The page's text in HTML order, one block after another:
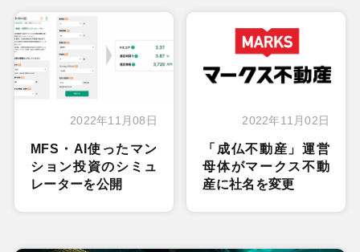
2022年11月08日
MFS・AI使ったマン
ション投資のシミュ
レーターを公開
2022年11月02日
「成仏不動産」運営
母体がマークス不動
産に社名を変更